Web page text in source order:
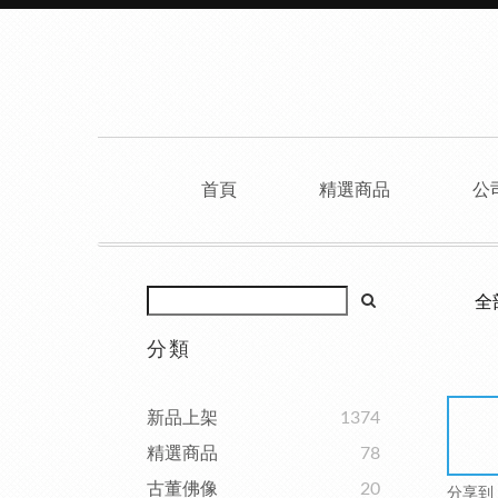
首頁 精選商品 公
分類
新品上架
1374
精選商品
78
古董佛像
20
全
分享到